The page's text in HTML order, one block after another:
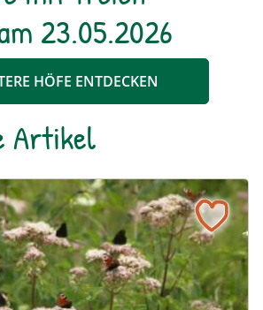
23.05.2026
HÖFE ENTDECKEN
Artikel
für Groß und Klein